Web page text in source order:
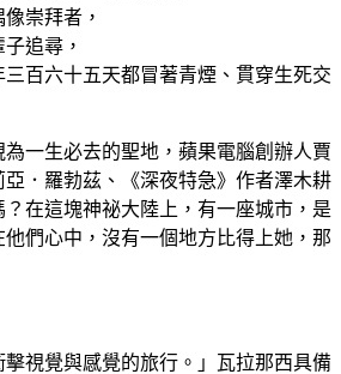
崇拜者，
追尋，
百六十五天都冒著青煙、貫穿生死交
生必去的聖地，蘋果電腦創辦人賈
．羅勃茲、《深夜特急》作者澤木耕
在這塊神祕大陸上，有一座城市，是
們心中，沒有一個地方比得上她，那
覺與感覺的旅行。」瓦拉那西具備